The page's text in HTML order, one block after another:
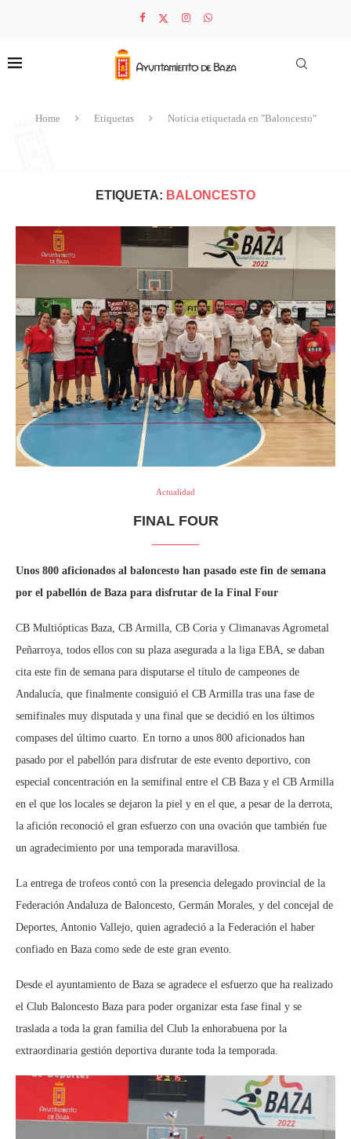
Home Etiquetas Noticia etiquetada en "Baloncesto"
ETIQUETA: BALONCESTO
Actualidad
FINAL FOUR
Unos 800 aficionados al baloncesto han pasado este fin de semana
por el pabellón de Baza para disfrutar de la Final Four
CB Multiópticas Baza, CB Armilla, CB Coria y Climanavas Agrometal
Peñarroya, todos ellos con su plaza asegurada a la liga EBA, se daban
cita este fin de semana para disputarse el título de campeones de
Andalucía, que finalmente consiguió el CB Armilla tras una fase de
semifinales muy disputada y una final que se decidió en los últimos
compases del último cuarto. En torno a unos 800 aficionados han
pasado por el pabellón para disfrutar de este evento deportivo, con
especial concentración en la semifinal entre el CB Baza y el CB Armilla
en el que los locales se dejaron la piel y en el que, a pesar de la derrota,
la afición reconoció el gran esfuerzo con una ovación que también fue
un agradecimiento por una temporada maravillosa.
La entrega de trofeos contó con la presencia delegado provincial de la
Federación Andaluza de Baloncesto, Germán Morales, y del concejal de
Deportes, Antonio Vallejo, quien agradeció a la Federación el haber
confiado en Baza como sede de este gran evento.
Desde el ayuntamiento de Baza se agradece el esfuerzo que ha realizado
el Club Baloncesto Baza para poder organizar esta fase final y se
traslada a toda la gran familia del Club la enhorabuena por la
extraordinaria gestión deportiva durante toda la temporada.